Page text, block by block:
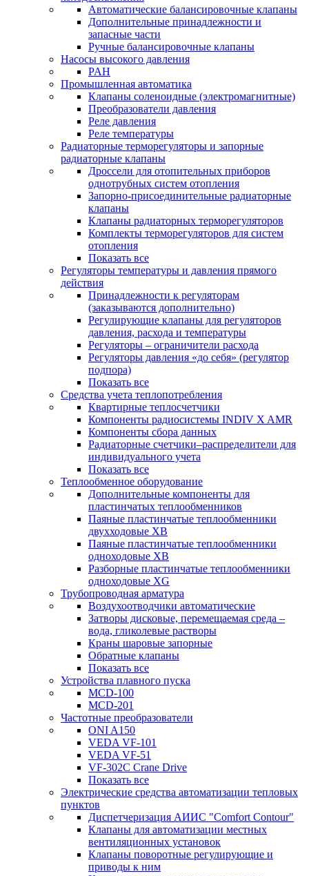
Автоматические балансировочные клапаны
Дополнительные принадлежности и
запасные части
Ручные балансировочные клапаны
Насосы высокого давления
PAH
Промышленная автоматика
Клапаны соленоидные (электромагнитные)
Преобразователи давления
Реле давления
Реле температуры
Радиаторные терморегуляторы и запорные
радиаторные клапаны
Дроссели для отопительных приборов
однотрубных систем отопления
Запорно-присоединительные радиаторные
клапаны
Клапаны радиаторных терморегуляторов
Комплекты терморегуляторов для систем
отопления
Показать все
Регуляторы температуры и давления прямого
действия
Принадлежности к регуляторам
(заказываются дополнительно)
Регулирующие клапаны для регуляторов
давления, расхода и температуры
Регуляторы – ограничители расхода
Регуляторы давления «до себя» (регулятор
подпора)
Показать все
Средства учета теплопотребления
Квартирные теплосчетчики
Компоненты радиосистемы INDIV X AMR
Компоненты сбора данных
Радиаторные счетчики–распределители для
индивидуального учета
Показать все
Теплообменное оборудование
Дополнительные компоненты для
пластинчатых теплообменников
Паяные пластинчатые теплообменники
двухходовые XB
Паяные пластинчатые теплообменники
одноходовые ХВ
Разборные пластинчатые теплообменники
одноходовые ХG
Трубопроводная арматура
Воздухоотводчики автоматические
Затворы дисковые, перемещаемая среда –
вода, гликолевые растворы
Краны шаровые запорные
Обратные клапаны
Показать все
Устройства плавного пуска
MCD-100
MCD-201
Частотные преобразователи
ONI A150
VEDA VF-101
VEDA VF-51
VF-302C Crane Drive
Показать все
Электрические средства автоматизации тепловых
пунктов
Диспетчеризация АИИС "Comfort Contour"
Клапаны для автоматизации местных
вентиляционных установок
Клапаны поворотные регулирующие и
приводы к ним